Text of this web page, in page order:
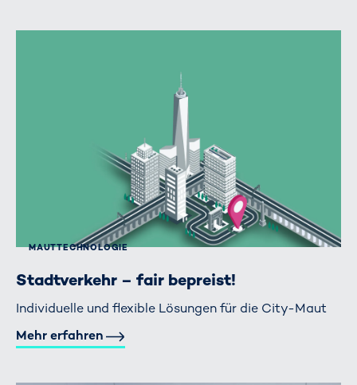
MAUTTECHNOLOGIE
Stadtverkehr – fair bepreist!
Individuelle und flexible Lösungen für die City-Maut
Mehr erfahren